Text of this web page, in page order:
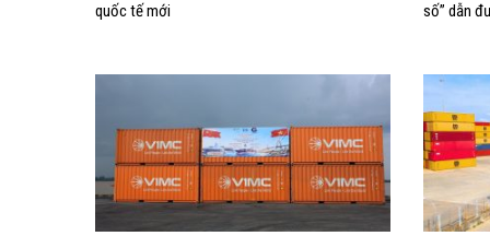
quốc tế mới
số” dẫn